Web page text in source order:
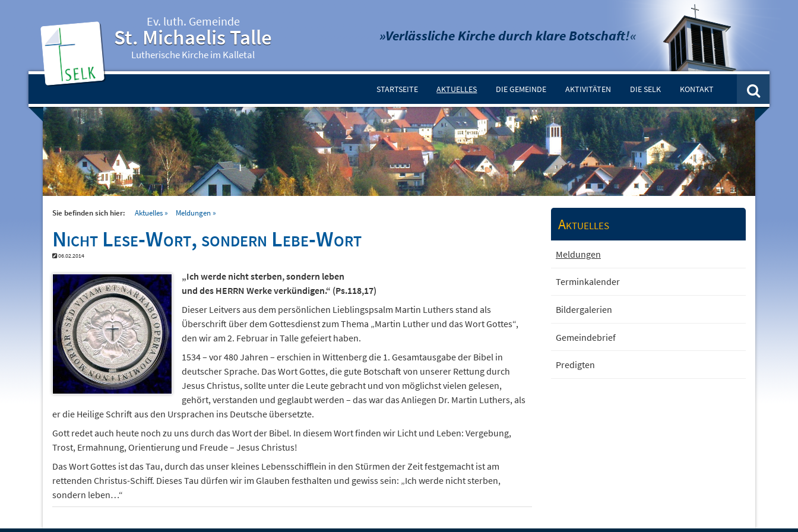
Ev. luth. Gemeinde
St. Michaelis Talle
Lutherische Kirche im Kalletal
»Verlässliche Kirche durch klare Botschaft!«
STARTSEITE AKTUELLES DIE GEMEINDE AKTIVITÄTEN DIE SELK KONTAKT
Sie befinden sich hier: Aktuelles Meldungen
Nicht Lese-Wort, sondern Lebe-Wort
06.02.2014
„Ich werde nicht sterben, sondern leben
und des HERRN Werke verkündigen.“ (Ps.118,17)
Dieser Leitvers aus dem persönlichen Lieblingspsalm Martin Luthers stand als
Überschrift über dem Gottesdienst zum Thema „Martin Luther und das Wort Gottes“,
den wir am 2. Februar in Talle gefeiert haben.
1534 – vor 480 Jahren – erschien in Wittenberg die 1. Gesamtausgabe der Bibel in
deutscher Sprache. Das Wort Gottes, die gute Botschaft von unserer Rettung durch
Jesus Christus, sollte unter die Leute gebracht und von möglichst vielen gelesen,
gehört, verstanden und geglaubt werden – das war das Anliegen Dr. Martin Luthers, als
er die Heilige Schrift aus den Ursprachen ins Deutsche übersetzte.
Gott redet auch heute noch zu uns durch das Wort der Bibel. In diesem Wort finden wir Licht und Leben: Vergebung,
Trost, Ermahnung, Orientierung und Freude – Jesus Christus!
Das Wort Gottes ist das Tau, durch das unser kleines Lebensschifflein in den Stürmen der Zeit festgemacht ist am
rettenden Christus-Schiff. Dieses Tau dürfen wir im Glauben festhalten und gewiss sein: „Ich werde nicht sterben,
sondern leben…“
Aktuelles
Meldungen
Terminkalender
Bildergalerien
Gemeindebrief
Predigten